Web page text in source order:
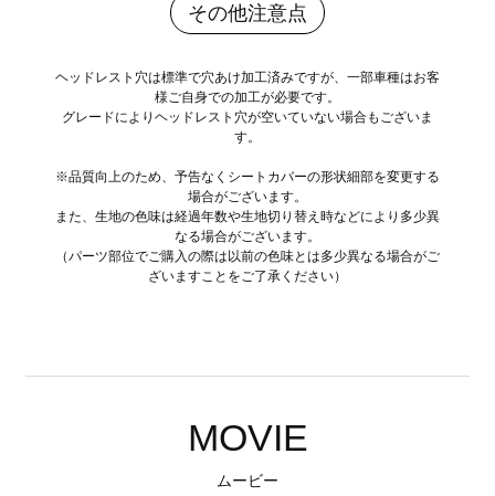
その他注意点
ヘッドレスト穴は標準で穴あけ加工済みですが、一部車種はお客
様ご自身での加工が必要です。
グレードによりヘッドレスト穴が空いていない場合もございま
す。
※品質向上のため、予告なくシートカバーの形状細部を変更する
場合がございます。
また、生地の色味は経過年数や生地切り替え時などにより多少異
なる場合がございます。
（パーツ部位でご購入の際は以前の色味とは多少異なる場合がご
ざいますことをご了承ください）
MOVIE
ムービー